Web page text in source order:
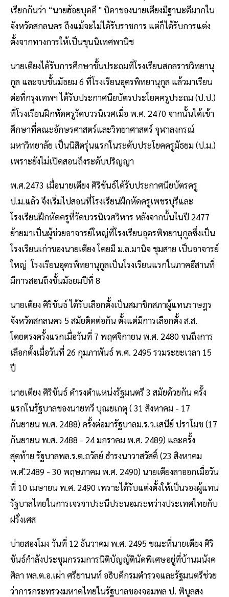
เรียกกันว่า “นายฮ้อยบุดดี " บิดาของนายเตียงมีฐานะดีมากใน
จังหวัดสกลนคร ถึงแม้จะไม่ได้รับราชการ แต่ก็ได้รับการแต่ง
ตั้งจากทางการให้เป็นขุนนิเทศพานิช
นายเตียงได้รับการศึกษาชั้นประถมที่โรงเรียนสกลราชวิทยานุ
กูล และจบชั้นมัธยม 6 ที่โรงเรียนอุดรพิทยานุกูล แล้วมาเรียน
ต่อที่กรุงเทพฯ ได้รับประกาศนียบัตรประโยคครูประถม (ป.ป.)
ที่โรงเรียนฝึกหัดครูวัดบวรนิเวศเมื่อ พ.ศ. 2470 จากนั้นได้เข้า
ศึกษาที่คณะอักษรศาสตร์และวิทยาศาสตร์ จุฬาลงกรณ์
มหาวิทยาลัย เป็นนิสิตรุ่นแรกในระดับประโยคครูมัธยม (ป.ม.)
เพราะยังไม่เปิดสอนถึงระดับปริญญา
พ.ศ.2473 เมื่อนายเตียง ศิริขันธ์ได้รับประกาศนียบัตรครู
ป.ม.แล้ว จึงเริ่มไปสอนที่โรงเรียนฝึกหัดครูเพชรบุรีและ
โรงเรียนฝึกหัดครูที่วัดบวรนิเวศวิหาร หลังจากนั้นในปี 2477
ย้ายมาเป็นผู้ช่วยอาจารย์ใหญ่ที่โรงเรียนอุดรพิทยานุกูลซึ่งเป็น
โรงเรียนเก่าของนายเตียง โดยมี ม.ล.มานิจ ชุมสาย เป็นอาจารย์
ใหญ่ โรงเรียนอุดรพิทยานุกูลเป็นโรงเรียนแรกในภาคอีสานที่
มีการสอนถึงชั้นมัธยมปีที่ 8
นายเตียง ศิริขันธ์ ได้รับเลือกตั้งเป็นสมาชิกสภาผู้แทนราษฎร
จังหวัดสกลนคร 5 สมัยติดต่อกัน ตั้งแต่มีการเลือกตั้ง ส.ส.
โดยตรงครั้งแรกเมื่อวันที่ 7 พฤศจิกายน พ.ศ. 2480 จนถึงการ
เลือกตั้งเมื่อวันที่ 26 กุมภาพันธ์ พ.ศ. 2495 รวมระยะเวลา 15
ปี
นายเตียง ศิริขันธ์ ดํารงตําแหน่งรัฐมนตรี 3 สมัยด้วยกัน ครั้ง
แรกในรัฐบาลของนายทวี บุณยเกตุ ( 31 สิงหาคม - 17
กันยายน พ.ศ. 2488) ครั้งต่อมารัฐบาลม.ร.ว.เสนีย์ ปราโมช (17
กันยายน พ.ศ. 2488 - 24 มกราคม พ.ศ. 2489) และครั้ง
สุดท้าย รัฐบาลพล.ร.ต.ถวัลย์ ธํารงนาวาสวัสดิ์ (23 สิงหาคม
พ.ศ.ิ2489 - 30 พฤษภาคม พ.ศ. 2490) นายเตียงลาออกเมื่อวัน
ที่ 10 เมษายน พ.ศ. 2490 เพราะได้รับแต่งตั้งให้เป็นรองผู้แทน
รัฐบาลไทยในการเจรจาประนีประนอมระหว่างประเทศไทยกับ
ฝรั่งเศส
บ่ายสองโมง วันที่ 12 ธันวาคม พ.ศ. 2495 ขณะที่นายเตียง ศิริ
ขันธ์กําลังประชุมกรรมการนิติบัญญัตินัดพิเศษอยู่ที่บ้านมนังค
ศิลา พล.ต.อ.เผ่า ศรียานนท์ อธิบดีกรมตํารวจและรัฐมนตรีช่วย
ว่าการกระทรวงมหาดไทยในรัฐบาลของจอมพล ป. พิบูลสง